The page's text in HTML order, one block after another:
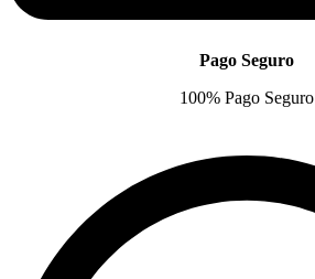
Pago Seguro
100% Pago Seguro